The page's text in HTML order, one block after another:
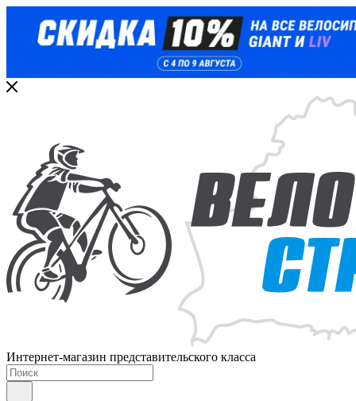
Интернет-магазин представительского класса